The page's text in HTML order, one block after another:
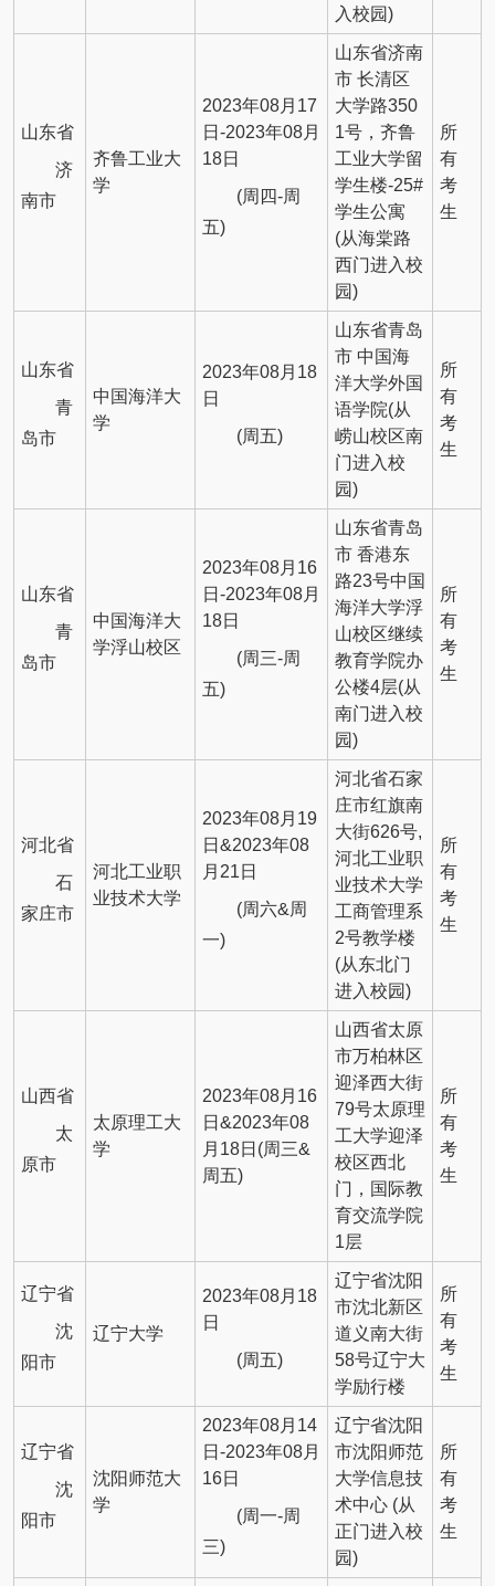
入校园)
山东省
济
南市
齐鲁工业大
学
2023年08月17
日-2023年08月
18日
(周四-周
五)
山东省济南
市 长清区
大学路350
1号，齐鲁
工业大学留
学生楼-25#
学生公寓
(从海棠路
西门进入校
园)
所
有
考
生
山东省
青
岛市
中国海洋大
学
2023年08月18
日
(周五)
山东省青岛
市 中国海
洋大学外国
语学院(从
崂山校区南
门进入校
园)
所
有
考
生
山东省
青
岛市
中国海洋大
学浮山校区
2023年08月16
日-2023年08月
18日
(周三-周
五)
山东省青岛
市 香港东
路23号中国
海洋大学浮
山校区继续
教育学院办
公楼4层(从
南门进入校
园)
所
有
考
生
河北省
石
家庄市
河北工业职
业技术大学
2023年08月19
日&2023年08
月21日
(周六&周
一)
河北省石家
庄市红旗南
大街626号,
河北工业职
业技术大学
工商管理系
2号教学楼
(从东北门
进入校园)
所
有
考
生
山西省
太
原市
太原理工大
学
2023年08月16
日&2023年08
月18日(周三&
周五)
山西省太原
市万柏林区
迎泽西大街
79号太原理
工大学迎泽
校区西北
门，国际教
育交流学院
1层
所
有
考
生
辽宁省
沈
阳市
辽宁大学
2023年08月18
日
(周五)
辽宁省沈阳
市沈北新区
道义南大街
58号辽宁大
学励行楼
所
有
考
生
辽宁省
沈
阳市
沈阳师范大
学
2023年08月14
日-2023年08月
16日
(周一-周
三)
辽宁省沈阳
市沈阳师范
大学信息技
术中心 (从
正门进入校
园)
所
有
考
生